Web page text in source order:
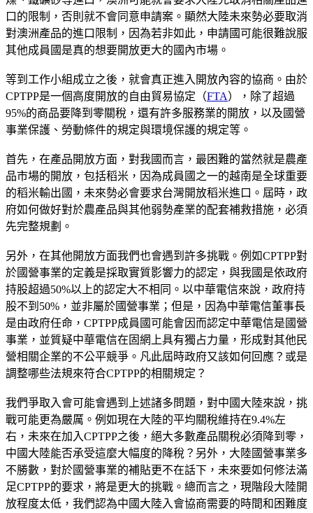
口的限制，否則就不會同意申請案。顯然大陸未來勢必要取消
對澳洲產品的進口限制，因為若非如此，申請國可能很難說服
其他成員國是真的想要開放更大的國內市場。
等到工作小組成立之後，就會真正進入開放內容的協商。由於
CPTPP是一個高度開放的自由貿易協定（FTA），除了超過
95%的商品要降到零關稅，還有許多服務業的開放，以及國營
事業保護、勞動條件的規定與環境保護的規定等。
首先，在產品開放方面，對我國而言，最困難的當然就是農產
品市場的開放，包括稻米，因為成員國之一的越南是全球重要
的稻米輸出國，未來勢必會要求台灣開放稻米進口。屆時，政
府如何做好對於農產品與其他弱勢產業的配套補救措施，必須
先完整規劃。
另外，在其他開放方面我們也會遇到許多挑戰。例如CPTPP對
於國營事業的定義是採取實質影響力的認定，與我國是依政府
持股超過50%以上的認定大不相同。以中華電信來說，政府持
股不到50%，並非屬於國營事業；但是，因為中華電信董事長
是由政府任命，CPTPP成員國可能會因而認定中華電信是國營
事業，並質疑中華電信在固網上具有獨占力量，形成對其他民
營相關企業的不公平競爭。凡此屆時政府又該如何回應？或是
調整哪些法規來符合CPTPP的相關規定？
我們爭取入會可能會遇到上述諸多問題，對中國大陸來說，挑
戰可能更為嚴厲。例如現在大陸的平均關稅維持在9.4%左
右，未來在加入CPTPP之後，絕大多數產品關稅必須降到零，
中國大陸能否承受這麼大幅度的降稅？另外，大陸國營事業多
不勝數，對於國營事業的補貼更不在話下，未來要如何修法滿
足CPTPP的要求，將是更大的挑戰。總而言之，現階段大陸開
放程度太低，我們認為中國大陸入會協商需要的時間和困難度